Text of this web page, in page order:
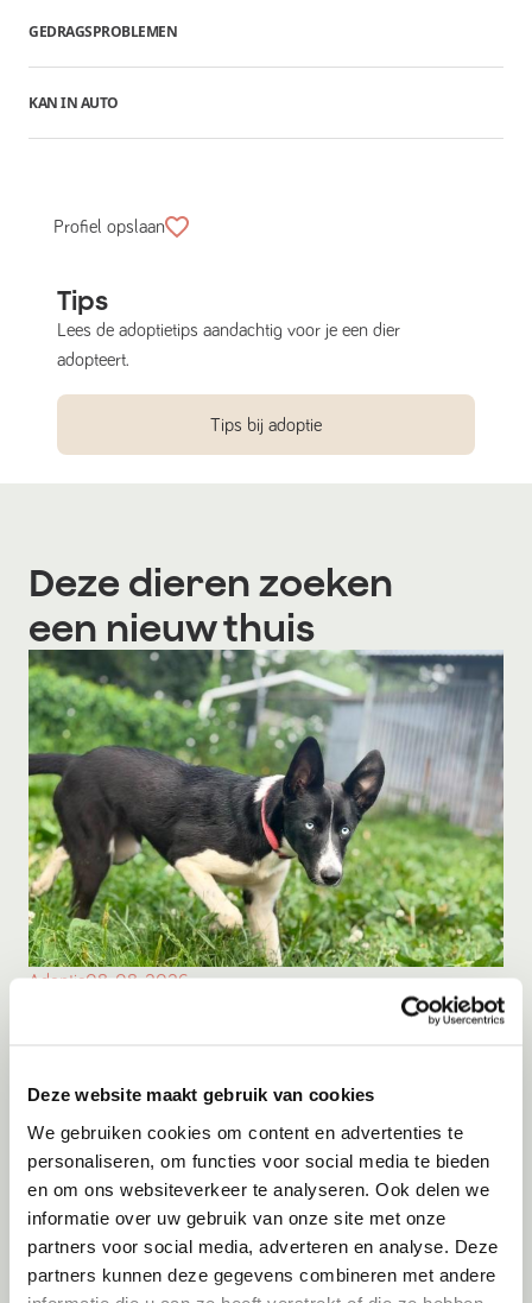
Deze website maakt gebruik van cookies
We gebruiken cookies om content en advertenties te
personaliseren, om functies voor social media te bieden
en om ons websiteverkeer te analyseren. Ook delen we
informatie over uw gebruik van onze site met onze
partners voor social media, adverteren en analyse. Deze
partners kunnen deze gegevens combineren met andere
GEDRAGSPROBLEMEN
KAN IN AUTO
Profiel opslaan
Tips
Lees de adoptietips aandachtig voor je een dier
adopteert.
Tips bij adoptie
Deze dieren zoeken
een nieuw thuis
Adoptie08-08-2026